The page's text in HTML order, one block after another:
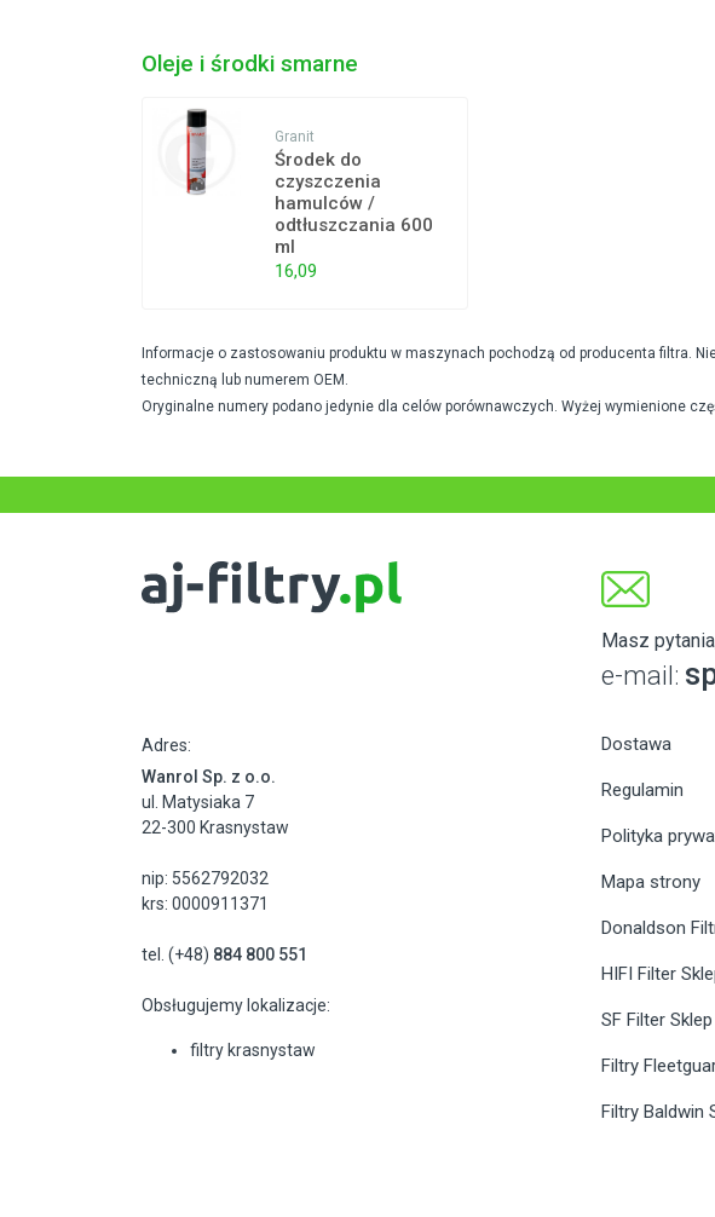
Oleje i środki smarne
Granit
Środek do
czyszczenia
hamulców /
odtłuszczania 600
ml
16,09
Informacje o zastosowaniu produktu w maszynach pochodzą od producenta filtra.
techniczną lub numerem OEM.
Oryginalne numery podano jedynie dla celów porównawczych. Wyżej wymienione
Masz
e-mail:
Adres:
Wanrol Sp. z o.o.
ul. Matysiaka 7
22-300 Krasnystaw
nip: 5562792032
krs: 0000911371
tel. (+48) 884 800 551
Obsługujemy lokalizacje:
filtry krasnystaw
Dostawa
Regulamin
Polityka
Mapa strony
Donaldson
HIFI Filter
SF Filter Sklep
Filtry
Filtry Baldwin